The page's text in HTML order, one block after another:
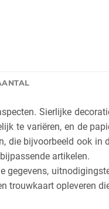
Sierlijke
te variëren, en de
bijvoorbeeld ook
artikelen.
trouwkaart opleveren